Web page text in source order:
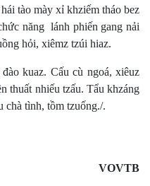
tào mày xỉ khziếm tháo bez
năng lánh phiến gang nải
hỏi, xiêmz tzúi hiaz.
kuaz. Cấu cù ngoá, xiêuz
thuất nhiếu tzấu. Tẩu khzáng
chà tình, tồm tzuống./.
VOVTB